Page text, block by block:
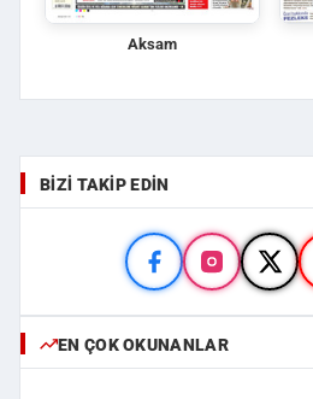
Aksam
BIZI TAKIP EDIN
EN ÇOK OKUNANLAR